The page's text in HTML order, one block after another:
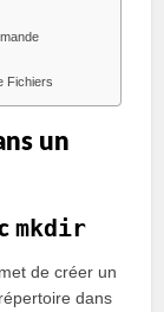
Fichiers
un
mkdir
de créer un
dans